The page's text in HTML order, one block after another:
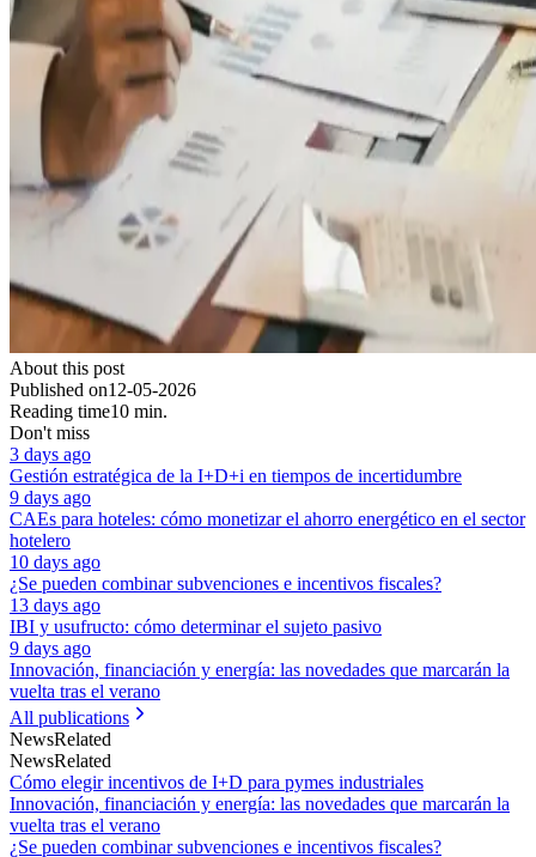
About this post
Published on12-05-2026
Reading time10 min.
Don't miss
3 days ago
Gestión estratégica de la I+D+i en tiempos de incertidumbre
9 days ago
CAEs para hoteles: cómo monetizar el ahorro energético en el sector
hotelero
10 days ago
¿Se pueden combinar subvenciones e incentivos fiscales?
13 days ago
IBI y usufructo: cómo determinar el sujeto pasivo
9 days ago
Innovación, financiación y energía: las novedades que marcarán la
vuelta tras el verano
All publications
NewsRelated
NewsRelated
Cómo elegir incentivos de I+D para pymes industriales
Innovación, financiación y energía: las novedades que marcarán la
vuelta tras el verano
¿Se pueden combinar subvenciones e incentivos fiscales?